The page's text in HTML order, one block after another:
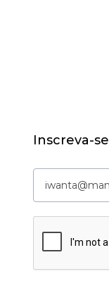
Inscreva-se